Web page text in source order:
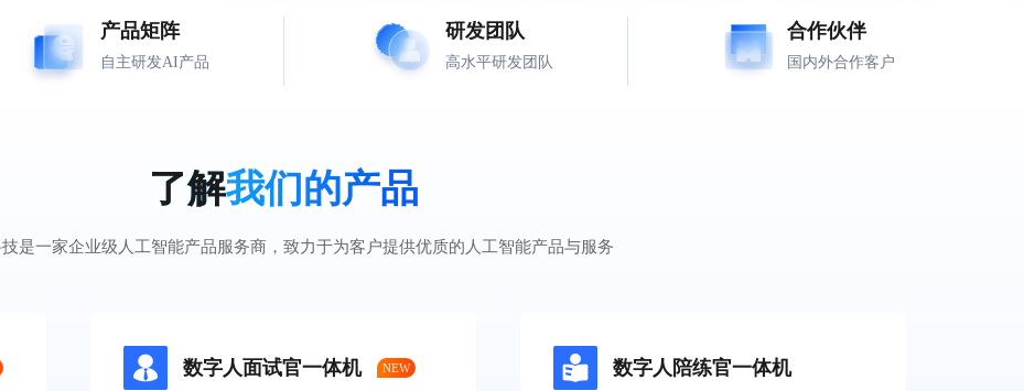
产品矩阵
自主研发AI产品
研发团队
高水平研发团队
合作伙伴
国内外合作客户
了解我们的产品
是一家企业级人工智能产品服务商，致力于为客户提供优质的人工智能产品与服务
数字人面试官一体机 NEW 数字人陪练官一体机